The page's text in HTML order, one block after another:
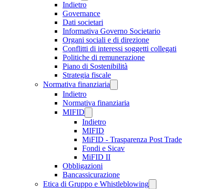
Indietro
Governance
Dati societari
Informativa Governo Societario
Organi sociali e di direzione
Conflitti di interessi soggetti collegati
Politiche di remunerazione
Piano di Sostenibilità
Strategia fiscale
Normativa finanziaria
Indietro
Normativa finanziaria
MIFID
Indietro
MIFID
MiFID - Trasparenza Post Trade
Fondi e Sicav
MiFID II
Obbligazioni
Bancassicurazione
Etica di Gruppo e Whistleblowing